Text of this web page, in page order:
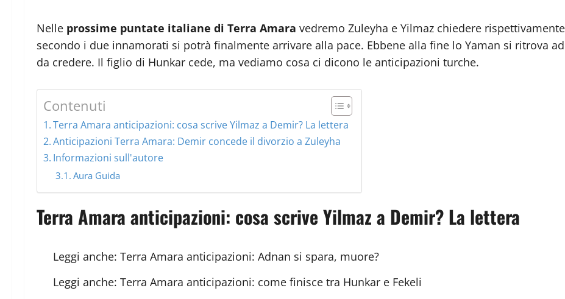
Nelle prossime puntate italiane di Terra Amara vedremo Zuleyha e Yilmaz chiedere
secondo i due innamorati si potrà finalmente arrivare alla pace. Ebbene alla fine lo Yaman si ritrova
da credere. Il figlio di Hunkar cede, ma vediamo cosa ci dicono le anticipazioni turche.
Contenuti
Terra Amara anticipazioni: cosa scrive Yilmaz a Demir? La lettera
Anticipazioni Terra Amara: Demir concede il divorzio a Zuleyha
Informazioni sull'autore
Aura Guida
Terra Amara anticipazioni: cosa scrive Yilmaz a Demir? La lettera
Leggi anche: Terra Amara anticipazioni: Adnan si spara, muore?
Leggi anche: Terra Amara anticipazioni: come finisce tra Hunkar e Fekeli